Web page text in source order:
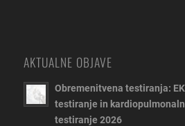
AKTUALNE OBJAVE
Obremenitvena testiranja:
testiranje in
testiranje 2026